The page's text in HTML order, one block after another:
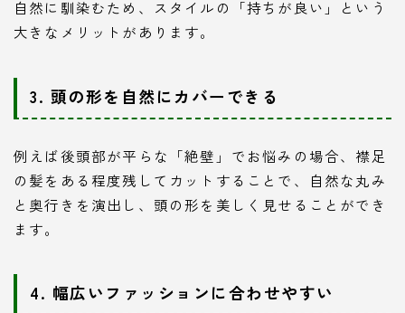
自然に馴染むため、スタイルの「持ちが良い」という
大きなメリットがあります。
3. 頭の形を自然にカバーできる
例えば後頭部が平らな「絶壁」でお悩みの場合、襟足
の髪をある程度残してカットすることで、自然な丸み
と奥行きを演出し、頭の形を美しく見せることができ
ます。
4. 幅広いファッションに合わせやすい